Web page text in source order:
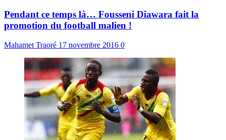
Pendant ce temps là… Fousseni Diawara fait la
promotion du football malien !
Mahamet Traoré 17 novembre 2016 0